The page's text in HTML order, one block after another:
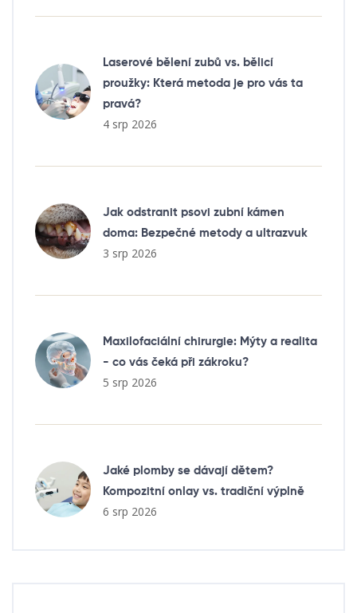
Laserové bělení zubů vs. bělicí
proužky: Která metoda je pro vás ta
pravá?
4 srp 2026
Jak odstranit psovi zubní kámen
doma: Bezpečné metody a ultrazvuk
3 srp 2026
Maxilofaciální chirurgie: Mýty a realita
- co vás čeká při zákroku?
5 srp 2026
Jaké plomby se dávají dětem?
Kompozitní onlay vs. tradiční výplně
6 srp 2026